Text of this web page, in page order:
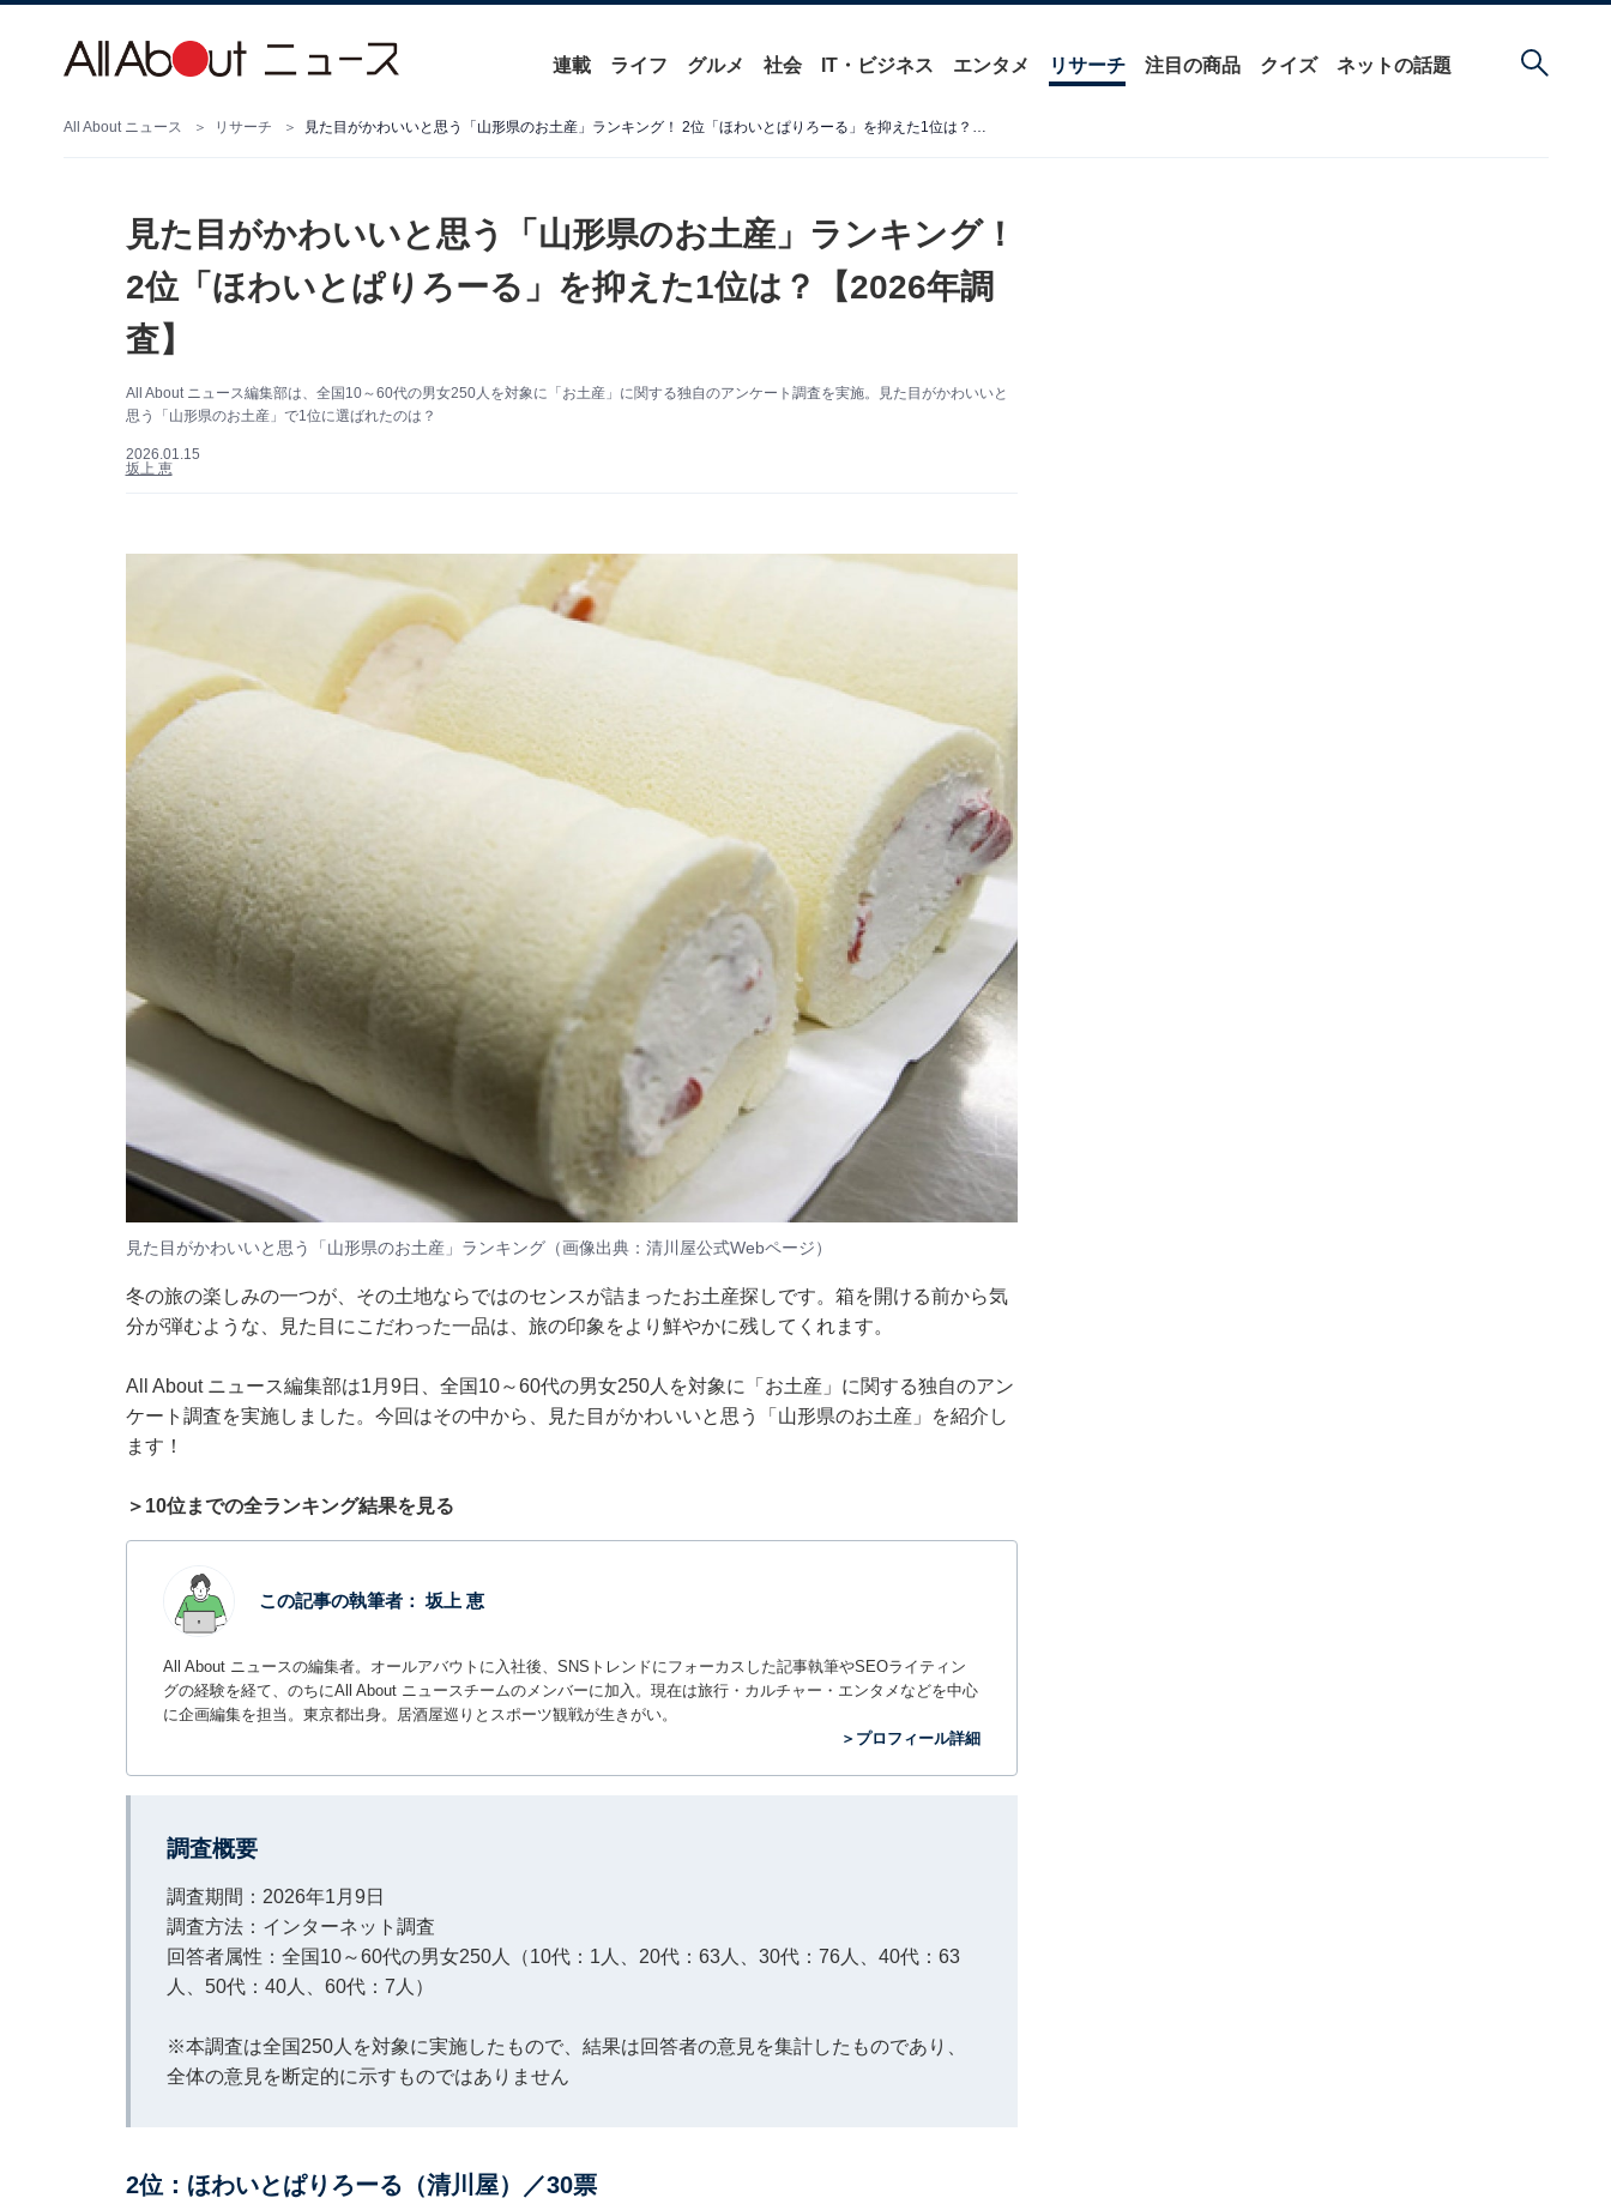
連載 ライフ グルメ 社会 IT・ビジネス エンタメ リサーチ 注目の商品 クイズ ネットの話題
All About ニュース リサーチ 見た目がかわいいと思う「山形県のお土産」ランキング！ 2位「ほわいとぱりろーる」を抑えた1位は？【2026年調査】
見た目がかわいいと思う「山形県のお土産」ランキング！
2位「ほわいとぱりろーる」を抑えた1位は？【2026年調
査】
All About ニュース編集部は、全国10～60代の男女250人を対象に「お土産」に関する独自のアンケート調査を実施。見た目がかわいいと
思う「山形県のお土産」で1位に選ばれたのは？
2026.01.15
坂上 恵
見た目がかわいいと思う「山形県のお土産」ランキング（画像出典： 清川屋公式Webページ）
冬の旅の楽しみの一つが、その土地ならではのセンスが詰まったお土産探しです。箱を開ける前から気
分が弾むような、見た目にこだわった一品は、旅の印象をより鮮やかに残してくれます。
All About ニュース編集部は1月9日、全国10～60代の男女250人を対象に「お土産」に関する独自のアン
ケート調査を実施しました。今回はその中から、見た目がかわいいと思う「山形県のお土産」を紹介し
ます！
＞10位までの全ランキング結果を見る
この記事の執筆者： 坂上 恵
All About ニュースの編集者。オールアバウトに入社後、SNSトレンドにフォーカスした記事執筆やSEOライティン
グの経験を経て、のちにAll About ニュースチームのメンバーに加入。現在は旅行・カルチャー・エンタメなどを中心
に企画編集を担当。東京都出身。居酒屋巡りとスポーツ観戦が生きがい。
＞プロフィール詳細
調査概要
調査期間：2026年1月9日
調査方法：インターネット調査
回答者属性：全国10～60代の男女250人（10代：1人、20代：63人、30代：76人、40代：63
人、50代：40人、60代：7人）
※本調査は全国250人を対象に実施したもので、結果は回答者の意見を集計したものであり、
全体の意見を断定的に示すものではありません
2位：ほわいとぱりろーる（清川屋）／30票